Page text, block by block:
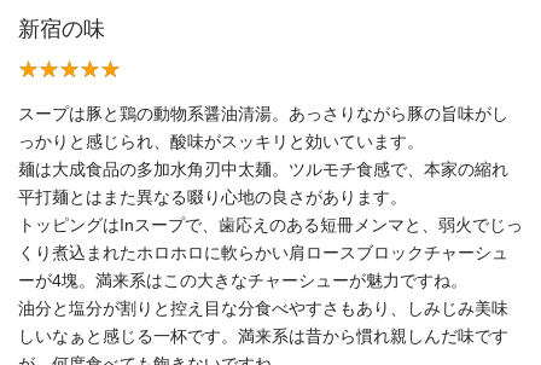
新宿の味
スープは豚と鶏の動物系醤油清湯。あっさりながら豚の旨味がし
っかりと感じられ、酸味がスッキリと効いています。
麺は大成食品の多加水角刃中太麺。ツルモチ食感で、本家の縮れ
平打麺とはまた異なる啜り心地の良さがあります。
トッピングはInスープで、歯応えのある短冊メンマと、弱火でじっ
くり煮込まれたホロホロに軟らかい肩ロースブロックチャーシュ
ーが4塊。満来系はこの大きなチャーシューが魅力ですね。
油分と塩分が割りと控え目な分食べやすさもあり、しみじみ美味
しいなぁと感じる一杯です。満来系は昔から慣れ親しんだ味です